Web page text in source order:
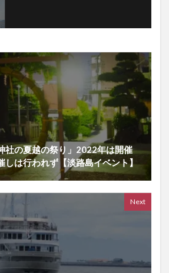
社の夏越の祭り」2022年は開催
しは行われず【淡路島イベント】
Next